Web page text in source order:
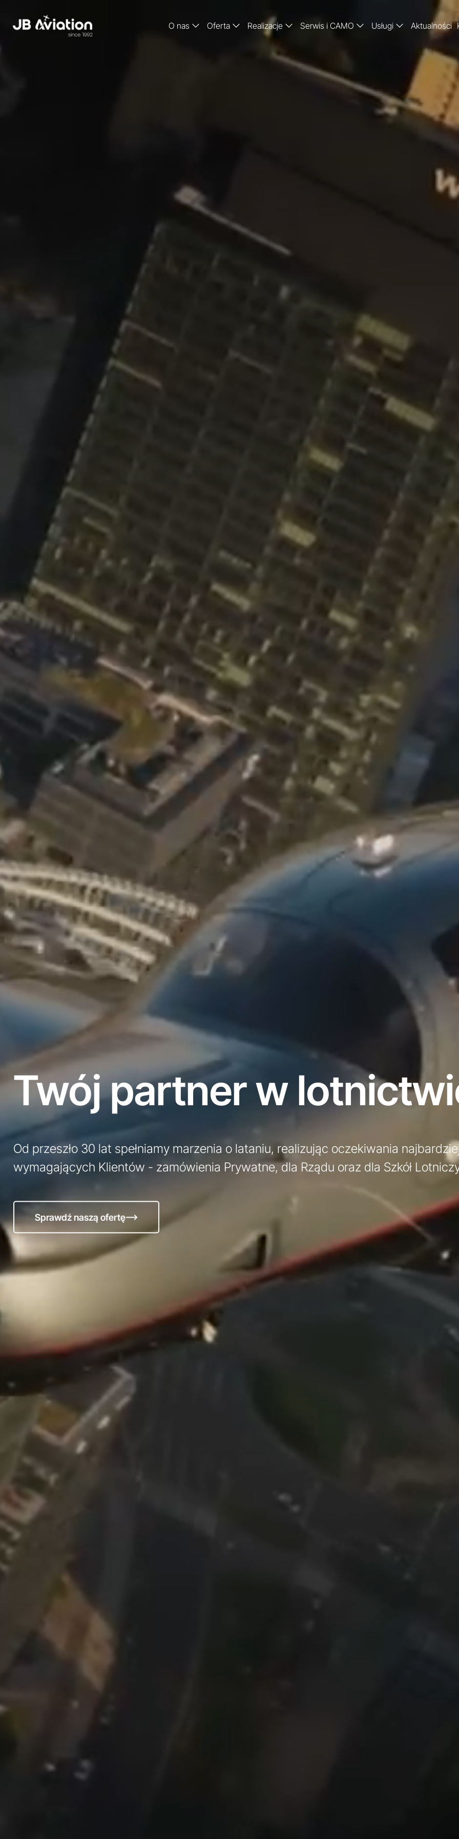
O nas Oferta Realizacje Serwis i CAMO Usługi Aktualności
Twój partner w
Od przeszło 30 lat spełniamy marzenia o lataniu, realizując oczekiwania
wymagających Klientów - zamówienia Prywatne, dla Rządu oraz dla Szkół
Sprawdź naszą ofertę